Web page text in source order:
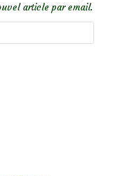
article par email.